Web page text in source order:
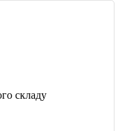
складу